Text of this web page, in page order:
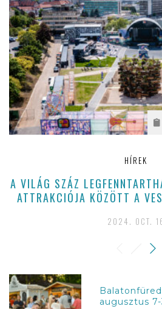
HÍREK
A VILÁG SZÁZ
ATTRAKCIÓJA KÖZÖTT A
2024. OCT.
augusztus